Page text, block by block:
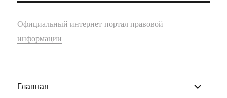
Официальный интернет-портал правовой
информации
Главная раскрыть
дочернее